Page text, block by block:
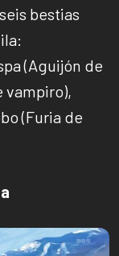
bestias
(Aguijón de
vampiro),
(Furia de